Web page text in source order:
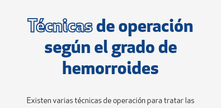
Técnicas de operación
según el grado de
hemorroides
Existen varias técnicas de operación para tratar las